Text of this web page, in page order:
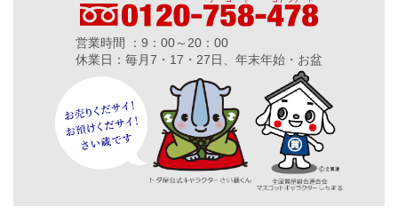
営業時間 ：9：00～20：00
休業日：毎月7・17・27日、年末年始・お盆